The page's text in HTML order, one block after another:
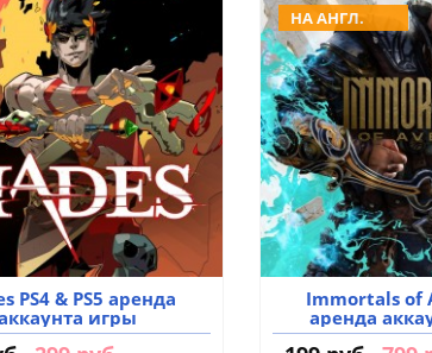
PS4 & PS5 аренда
игры
НА АНГЛ.
Immortals of
аренда